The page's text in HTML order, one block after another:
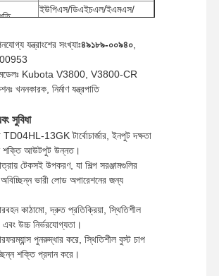
ইউপিএস/ডিএইচএল/ইএমএস/
যন্ত্রাংশের সংখ্যাঃ৪৯১৮৯-০০৯৪০,
Kubota V3800, V3800-CR
খননকারক, নির্মাণ যন্ত্রপাতি
সুবিধা
TD04HL-13GK টার্বোচার্জার, ইনপুট দক্ষতা
শক্তি আউটপুট উন্নত।
টেকসই উপকরণ, যা শিল্প সরঞ্জামগুলির
অবিচ্ছিন্ন ভারী লোড অপারেশনের জন্য
কাঠামো, দ্রুত প্রতিক্রিয়া, স্থিতিশীল
উচ্চ নির্ভরযোগ্যতা।
পুনরুদ্ধার করে, স্থিতিশীল বুস্ট চাপ
শক্তি প্রদান করে।